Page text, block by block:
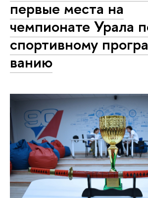
первые места на
чемпионате Урала
спортивному
ва­нию